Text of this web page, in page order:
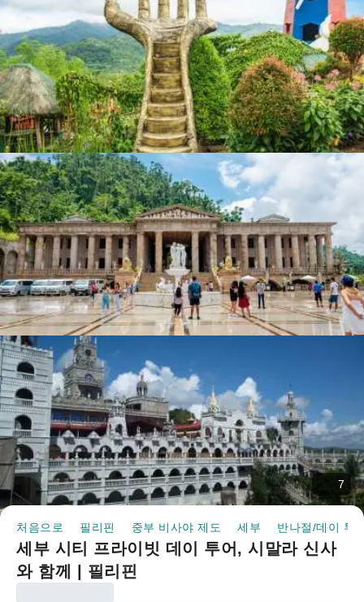
7
처음으로 필리핀 중부 비사야 제도 세부 반나절/데이 투
세부 시티 프라이빗 데이 투어, 시말라 신사
와 함께 | 필리핀